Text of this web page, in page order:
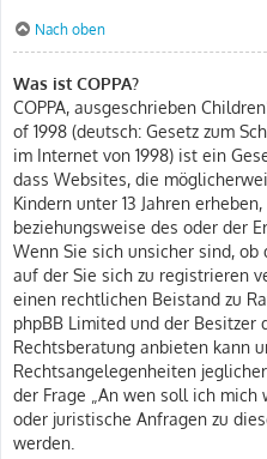
Nach oben
Was ist COPPA?
COPPA, ausgeschrieben
of 1998 (deutsch: Gesetz zum
im Internet von 1998) ist ein
dass Websites, die
Kindern unter 13 Jahren
beziehungsweise des oder der
Wenn Sie sich unsicher sind,
auf der Sie sich zu registrieren
einen rechtlichen Beistand zu
phpBB Limited und der Besitzer
Rechtsberatung anbieten kann
Rechtsangelegenheiten
der Frage „An wen soll ich
oder juristische Anfragen zu
werden.